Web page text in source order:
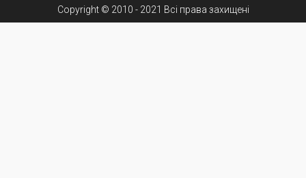
Copyright © 2010 - 2021 Всі права захищені